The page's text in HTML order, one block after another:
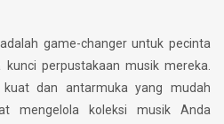
game-changer untuk pecinta
perpustakaan musik mereka.
dan antarmuka yang mudah
mengelola koleksi musik Anda